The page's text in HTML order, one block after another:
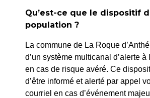
PRÉCÉDENT
Raccordement Gaz
061/2024 : LE QUILLE – Occupation
Qu’est-ce que le dispositif
population ?
La commune de La Roque
d’un système multicanal d’alerte
en cas de risque avéré. Ce
d’être informé et alerté par appel
courriel en cas d’événement